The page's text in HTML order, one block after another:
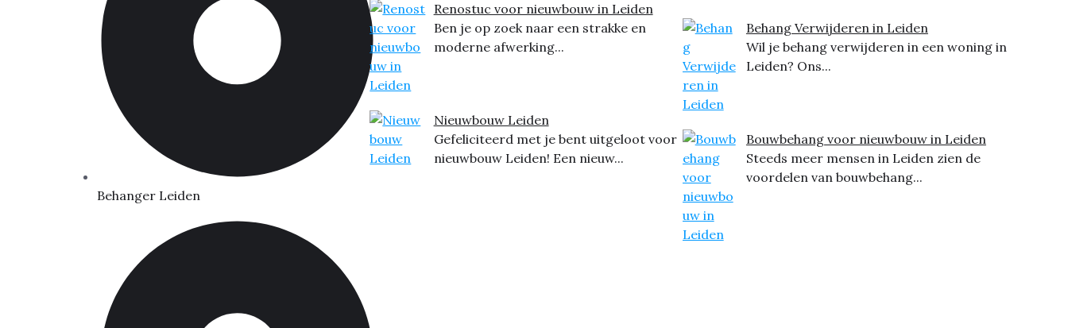
Behanger Leiden
Renostuc voor nieuwbouw in Leiden
Ben je op zoek naar een strakke en
moderne afwerking...
Nieuwbouw Leiden
Gefeliciteerd met je bent uitgeloot voor
nieuwbouw Leiden! Een nieuw...
Behang Verwijderen in Leiden
Wil je behang verwijderen in een woning in
Leiden? Ons...
Bouwbehang voor nieuwbouw in Leiden
Steeds meer mensen in Leiden zien de
voordelen van bouwbehang...